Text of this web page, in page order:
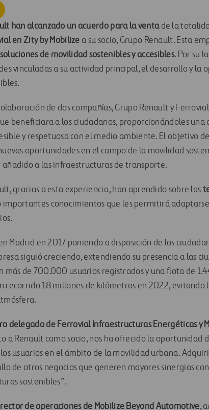
han alcanzado un acuerdo para la ventade la
en Zity by Mobilize a su socio, Grupo Renault. Esta
soluciones de movilidad sostenibles y accesibles. Por su
vinculadas a su actividad principal, el desarrollo y la
de dos compañías, Grupo Renault y
beneficiara a los ciudadanos, proporcionándoles
y respetuosa con el medio ambiente. El objetivo
oportunidades en el campo de la movilidad
a las infraestructuras de transporte.
gracias a esta experiencia, han aprendido sobre las
conocimientos que les permitirá adaptarse
Madrid en 2017 poniendo a disposición de los
siguió creciendo, extendiendo su presencia a las
más de 700.000 usuarios registrados y una flota de
recorrido 18 millones de kilómetros en 2022, evitando
delegado de Ferrovial Infraestructuras Energéticas y
a Renault como socio, nos ha ofrecido la oportunidad
los usuarios en el ámbito de la movilidad urbana.
de otros negocios que generen mayores sinergias
sostenibles”.
de operaciones de Mobilize Beyond Automotive,